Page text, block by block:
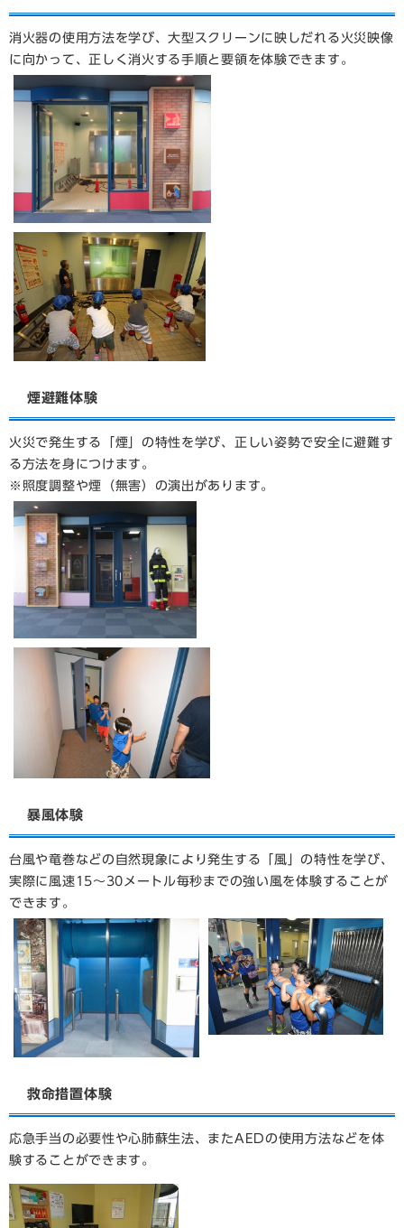
消火器の使用方法を学び、大型スクリーンに映しだれる火災映像
に向かって、正しく消火する手順と要領を体験できます。
煙避難体験
火災で発生する「煙」の特性を学び、正しい姿勢で安全に避難す
る方法を身につけます。
※照度調整や煙（無害）の演出があります。
暴風体験
台風や竜巻などの自然現象により発生する「風」の特性を学び、
実際に風速15～30メートル毎秒までの強い風を体験することが
できます。
救命措置体験
応急手当の必要性や心肺蘇生法、またAEDの使用方法などを体
験することができます。